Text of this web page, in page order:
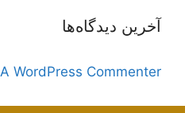
آخرین دیدگاه‌ها
A WordPress Commenter